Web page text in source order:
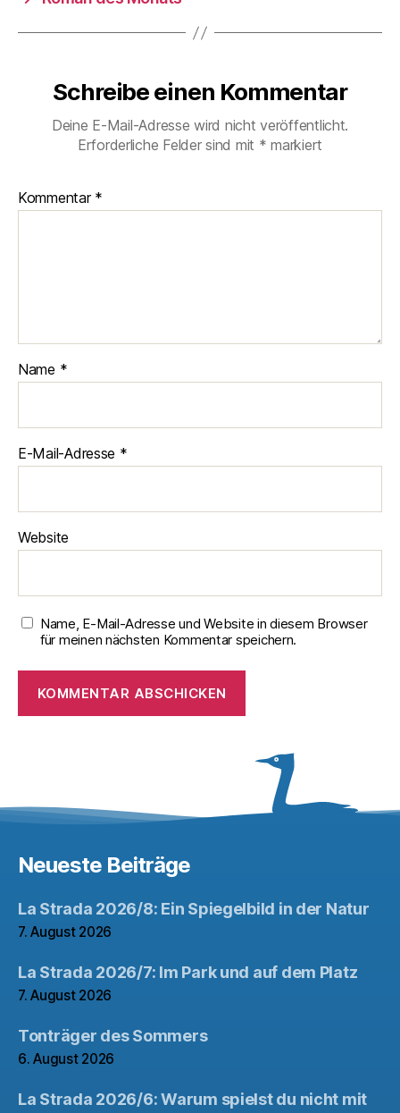
Schreibe einen Kommentar
Deine E-Mail-Adresse wird nicht veröffentlicht.
Erforderliche Felder sind mit * markiert
Kommentar *
Name *
E-Mail-Adresse *
Website
Name, E-Mail-Adresse und Website in diesem Browser
für meinen nächsten Kommentar speichern.
Neueste Beiträge
La Strada 2026/8: Ein Spiegelbild in der Natur
7. August 2026
La Strada 2026/7: Im Park und auf dem Platz
7. August 2026
Tonträger des Sommers
6. August 2026
La Strada 2026/6: Warum spielst du nicht mit